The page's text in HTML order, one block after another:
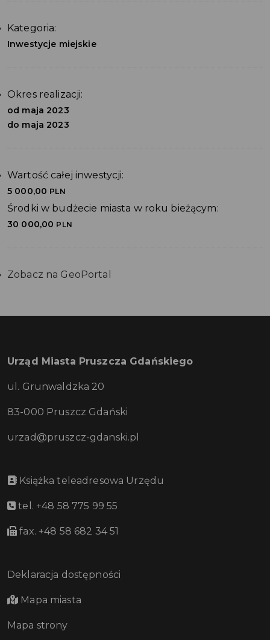
Kategoria:
Inwestycje miejskie
Okres realizacji:
od maja 2023
do maja 2023
Wartość całej inwestycji:
5 000,00 PLN
Środki w budżecie miasta w roku bieżącym:
30 000,00 PLN
Zobacz na GeoPortal
Urząd Miasta Pruszcza Gdańskiego
ul. Grunwaldzka 20
83-000 Pruszcz Gdański
urzad@pruszcz-gdanski.pl
Książka teleadresowa Urzędu
tel. +48 58 775 99 55
fax. +48 58 682 34 51
Deklaracja dostępności
Mapa miasta
Mapa strony